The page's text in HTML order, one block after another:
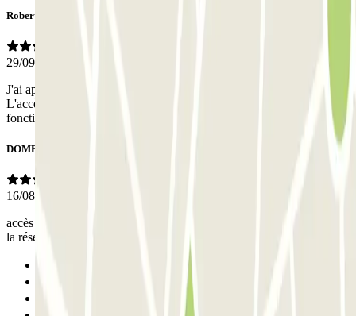
Robert
29/09/2025
J'ai apprécié la reconnaissance de la plaque pour ouvrir la barrière.
L'accès piéton la nuit est plus problématique. Le système ne
fonctionne pas et il faut systématiquement appeler à l'interphone.
DOMENICA
16/08/2025
accès entrée et sortie excellent et place dispo comme énoncé lors de
la réservation.